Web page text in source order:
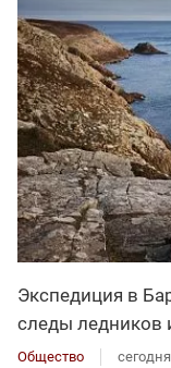
Экспедиция в
следы ледников
Общество